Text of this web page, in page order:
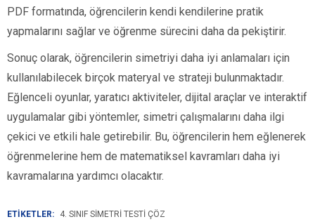
PDF formatında, öğrencilerin kendi kendilerine pratik
yapmalarını sağlar ve öğrenme sürecini daha da pekiştirir.
Sonuç olarak, öğrencilerin simetriyi daha iyi anlamaları için
kullanılabilecek birçok materyal ve strateji bulunmaktadır.
Eğlenceli oyunlar, yaratıcı aktiviteler, dijital araçlar ve interaktif
uygulamalar gibi yöntemler, simetri çalışmalarını daha ilgi
çekici ve etkili hale getirebilir. Bu, öğrencilerin hem eğlenerek
öğrenmelerine hem de matematiksel kavramları daha iyi
kavramalarına yardımcı olacaktır.
ETİKETLER:
4. SINIF SIMETRI TESTI ÇÖZ